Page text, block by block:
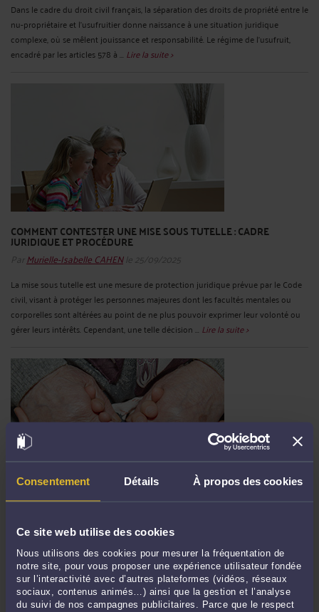
Consentement Détails À propos des cookies
Ce site web utilise des cookies
Nous utilisons des cookies pour mesurer la fréquentation de
notre site, pour vous proposer une expérience utilisateur fondée
sur l’interactivité avec d’autres plateformes (vidéos, réseaux
sociaux, contenus animés…) ainsi que la gestion et l’analyse
du suivi de nos campagnes publicitaires. Parce que le respect
Dans le cadre du droit civil français, la séparation des droits de propriété entre le
nu-propriétaire et l'usufruitier donne naissance à une situation juridique
complexe, où se mêlent jouissance et responsabilité. Le régime de l’usufruit,
encadré par les articles 578 à ... Lire la suite >
COMMENT CONTESTER UNE MISE SOUS TUTELLE : CADRE
JURIDIQUE ET PROCÉDURE
Par Murielle-Isabelle CAHENle 25/09/2025
La mise sous tutelle est une mesure de protection juridique prévue par le Code
civil, visant à protéger les personnes majeures dont les facultés mentales ou
corporelles sont altérées au point de ne plus pouvoir exprimer leur volonté ou
gérer leurs intérêts. Cependant, une telle décision ... Lire la suite >
LES SECRETS DES SUCCESSIONS EXONÉRÉES : STRATÉGIES ET
ParMurielle-Isabelle CAHENle 25/09/2025
En France, la transmission d'un patrimoine s'apparente trop souvent à un
parcours du combattant fiscal, où les droits de succession peuvent engloutir
jusqu'à 60% de l'héritage selon la proximité familiale. Pourtant, une réalité reste
occultée : près d'un tiers des transmissions ...Lire la suite >